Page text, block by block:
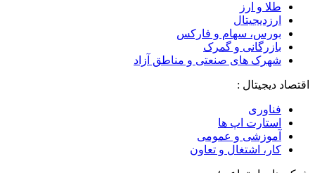
طلا و ارز
ارزدیجیتال
بورس، سهام و فارکس
بازرگانی و گمرک
شهرک های صنعتی و مناطق آزاد
اقتصاد دیجیتال :
فناوری
استارت اپ ها
آموزشی و عمومی
کار، اشتغال و تعاون